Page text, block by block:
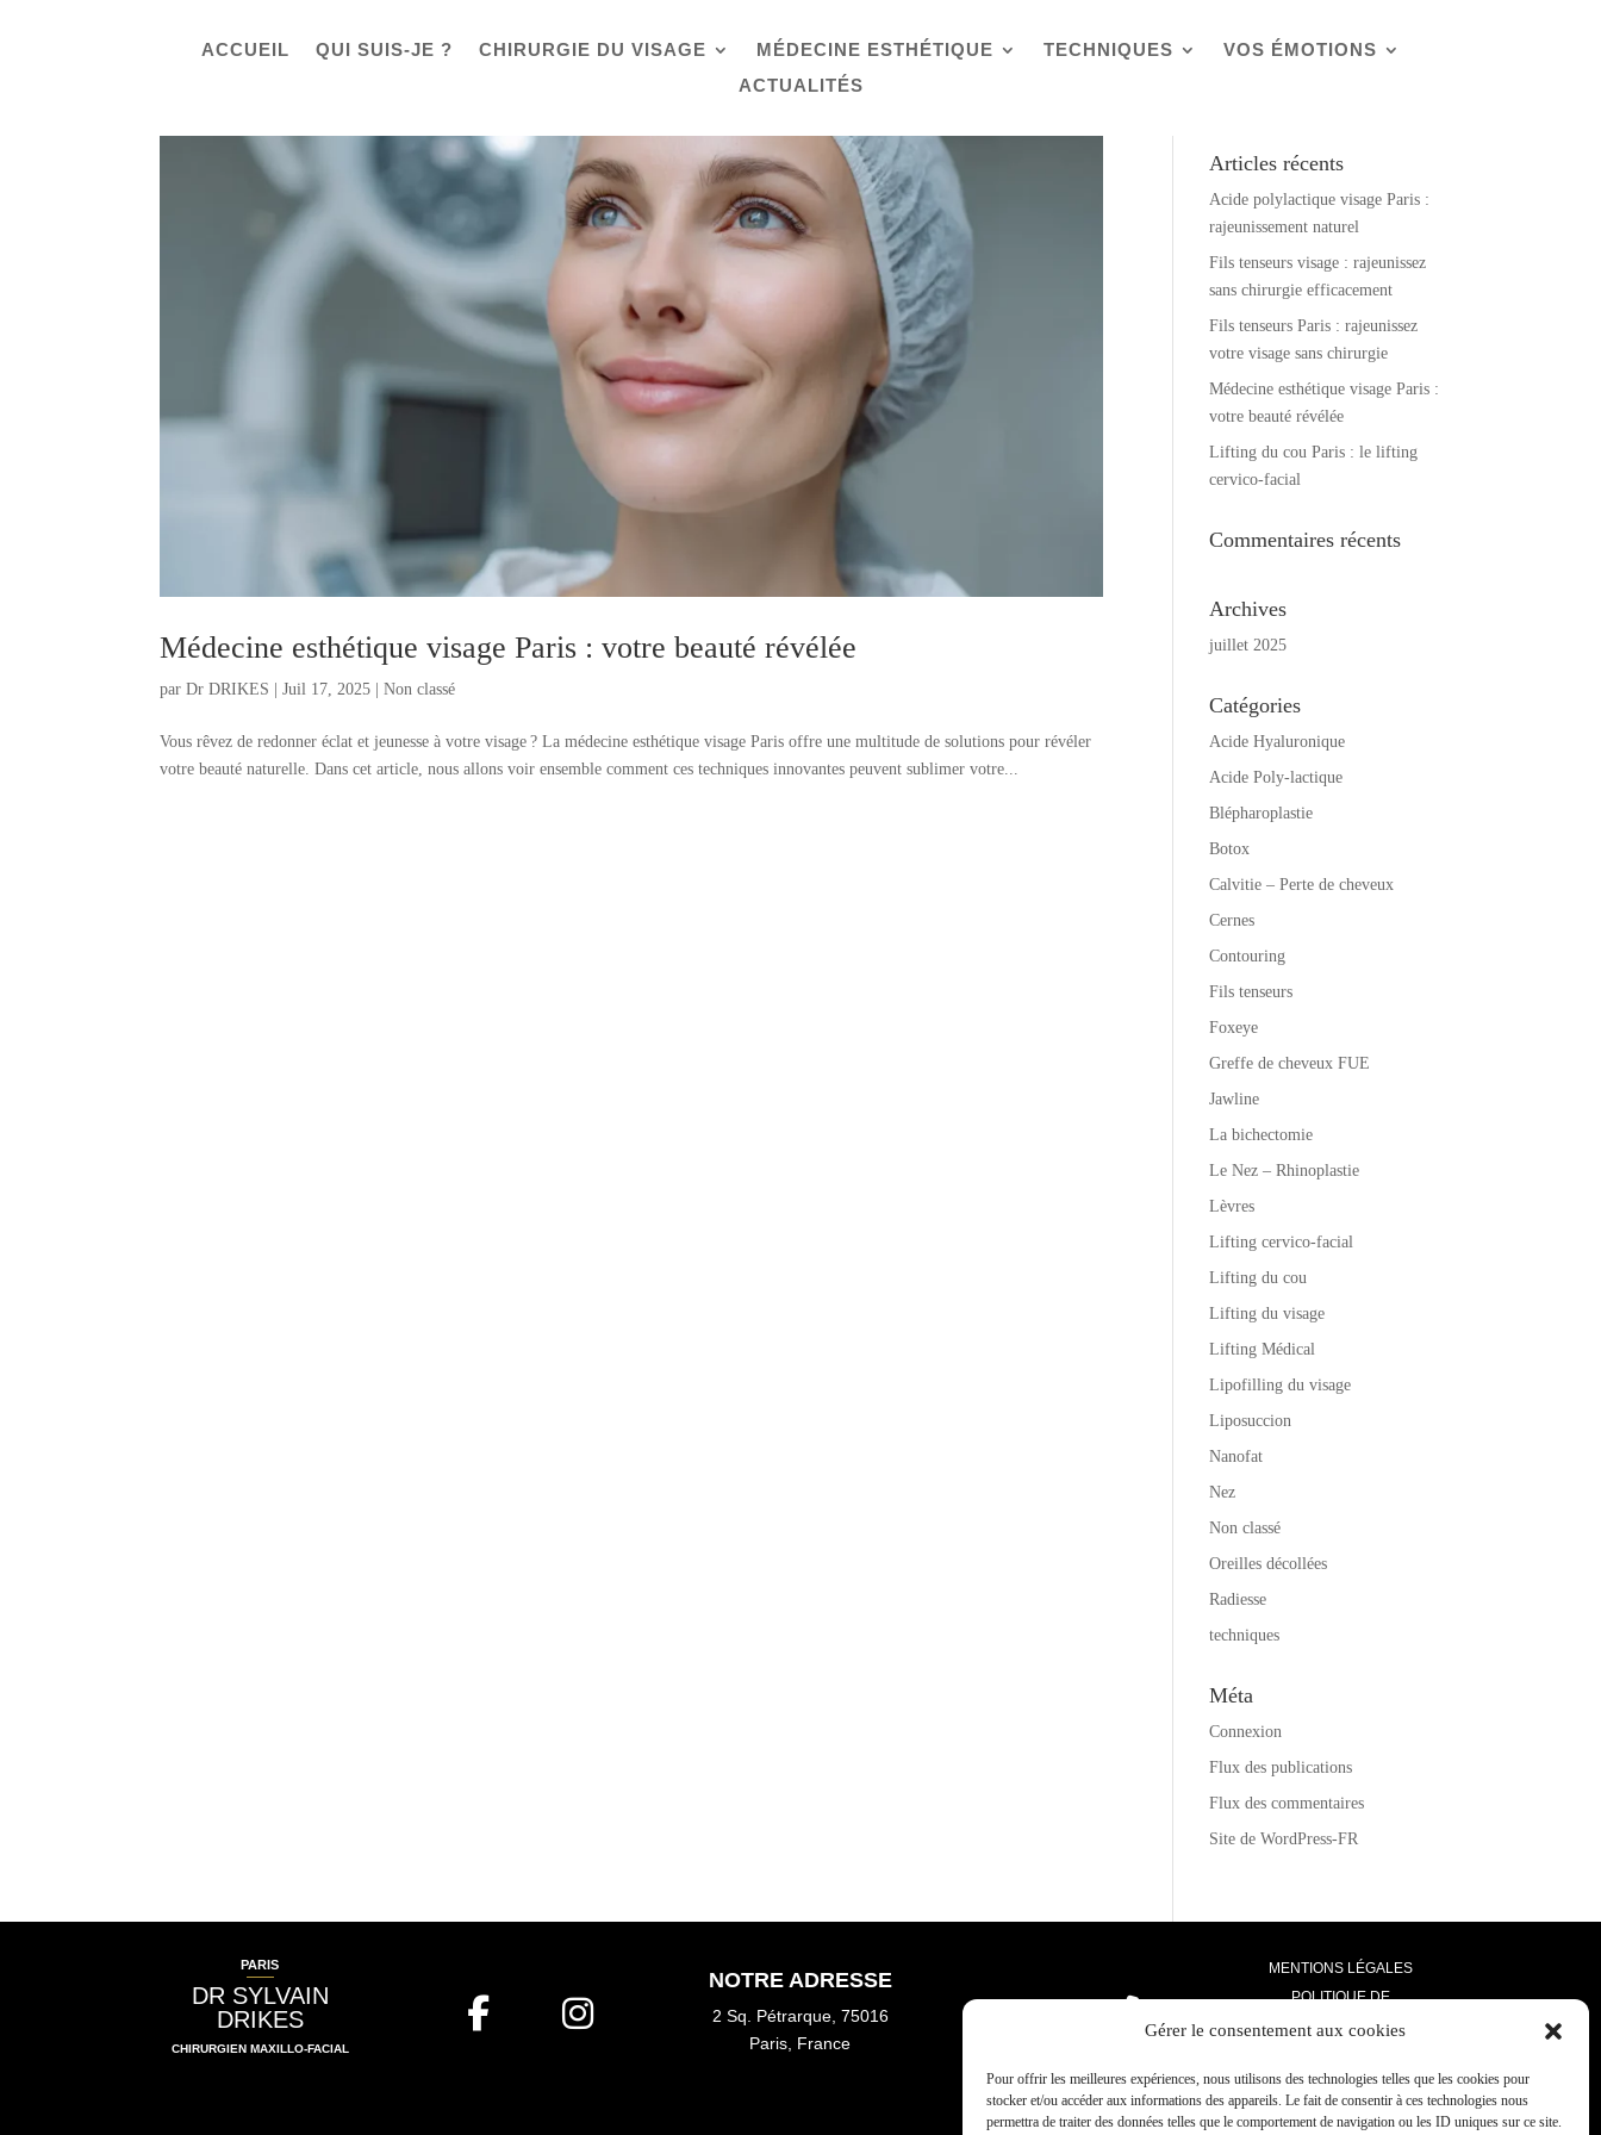
Gérer le consentement aux cookies
Pour offrir les meilleures expériences, nous utilisons des technologies telles que les cookies pour
stocker et/ou accéder aux informations des appareils. Le fait de consentir à ces technologies nous
permettra de traiter des données telles que le comportement de navigation ou les ID uniques sur ce site.
ACCUEIL QUI SUIS-JE ? CHIRURGIE DU VISAGE MÉDECINE ESTHÉTIQUE TECHNIQUES
VOS ÉMOTIONS
ACTUALITÉS
Médecine esthétique visage Paris : votre beauté révélée
parDr DRIKES |Juil 17, 2025 |Non classé
Vous rêvez de redonner éclat et jeunesse à votre visage ? La médecine esthétique visage Paris offre une multitude de solutions pour révéler
votre beauté naturelle. Dans cet article, nous allons voir ensemble comment ces techniques innovantes peuvent sublimer votre...
Articles récents
Acide polylactique visage Paris :
rajeunissement naturel
Fils tenseurs visage : rajeunissez
sans chirurgie efficacement
Fils tenseurs Paris : rajeunissez
votre visage sans chirurgie
Médecine esthétique visage Paris :
votre beauté révélée
Lifting du cou Paris : le lifting
cervico-facial
Commentaires récents
Archives
juillet 2025
Catégories
Acide Hyaluronique
Acide Poly-lactique
Blépharoplastie
Botox
Calvitie – Perte de cheveux
Cernes
Contouring
Fils tenseurs
Foxeye
Greffe de cheveux FUE
Jawline
La bichectomie
Le Nez – Rhinoplastie
Lèvres
Lifting cervico-facial
Lifting du cou
Lifting du visage
Lifting Médical
Lipofilling du visage
Liposuccion
Nanofat
Nez
Non classé
Oreilles décollées
Radiesse
techniques
Méta
Connexion
Flux des publications
Flux des commentaires
Site de WordPress-FR
PARIS
DR SYLVAIN
DRIKES
CHIRURGIEN MAXILLO-FACIAL
NOTRE ADRESSE
2 Sq. Pétrarque, 75016
Paris , France
MENTIONS LÉGALES
POLITIQUE DE
CONFIDENTIALITÉ